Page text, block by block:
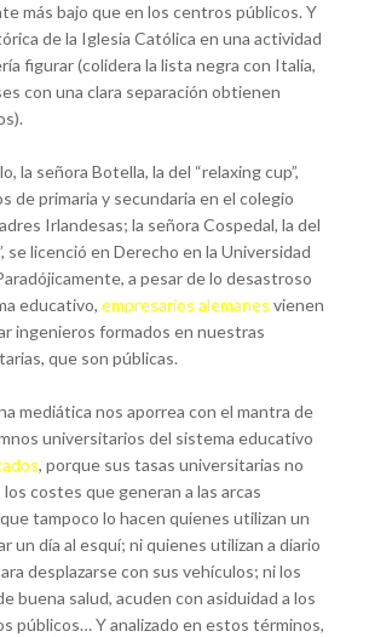
más bajo que en los centros públicos. Y
de la Iglesia Católica en una actividad
figurar (colidera la lista negra con Italia,
con una clara separación obtienen
la señora Botella, la del “relaxing cup”,
de primaria y secundaria en el colegio
Irlandesas; la señora Cospedal, la del
se licenció en Derecho en la Universidad
a pesar de lo desastroso
educativo, empresarios alemanes vienen
ingenieros formados en nuestras
que son públicas.
mediática nos aporrea con el mantra de
universitarios del sistema educativo
, porque sus tasas universitarias no
costes que generan a las arcas
tampoco lo hacen quienes utilizan un
un día al esquí; ni quienes utilizan a diario
desplazarse con sus vehículos; ni los
buena salud, acuden con asiduidad a los
públicos… Y analizado en estos términos,